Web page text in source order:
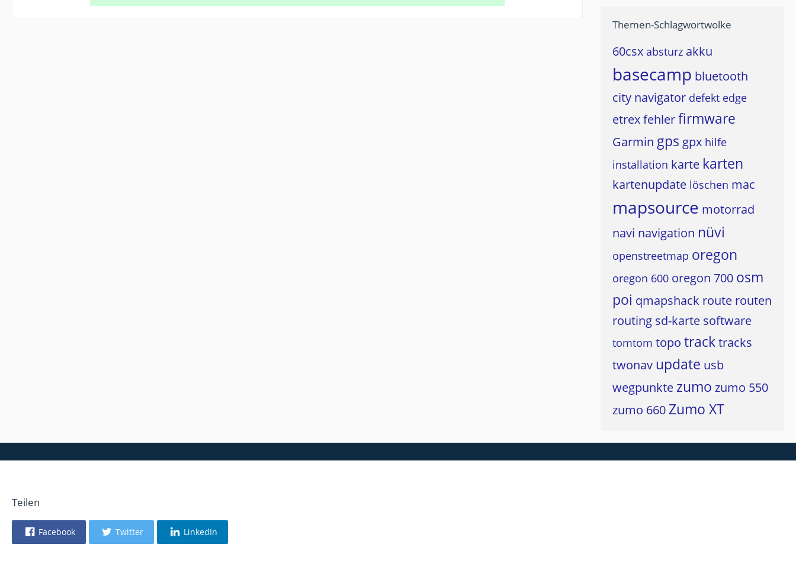
Themen-Schlagwortwolke
60csx absturz akku
basecamp bluetooth
city navigator defekt edge
etrexfehlerfirmware
Garmin gps gpx hilfe
installation karte karten
kartenupdate löschen mac
mapsource motorrad
navi navigation nüvi
openstreetmap oregon
oregon 600 oregon 700 osm
poi qmapshack route routen
routing sd-karte software
tomtom topo tracktracks
twonav update usb
wegpunkte zumo zumo 550
zumo 660 Zumo XT
Teilen
Facebook Twitter LinkedIn